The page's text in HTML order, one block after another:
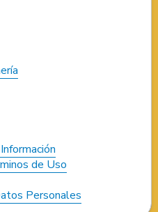
de Uso
Personales